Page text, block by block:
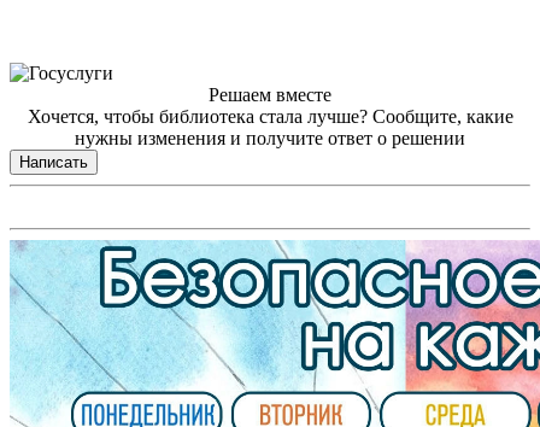
Решаем вместе
Хочется, чтобы библиотека стала лучше? Сообщите, какие
нужны изменения и получите ответ о решении
Написать